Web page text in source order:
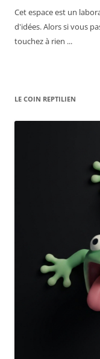
Cet espace est un
d'idées. Alors si vous
touchez à rien ...
LE COIN REPTILIEN